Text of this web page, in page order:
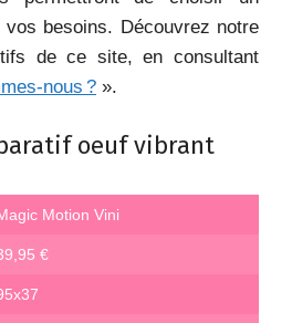
vos besoins. Découvrez notre
de ce site, en consultant
nous ? ».
oeuf vibrant
Motion Vini
€